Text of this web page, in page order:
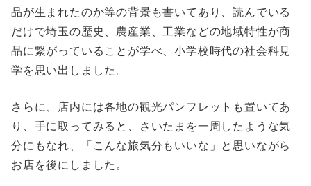
品が生まれたのか等の背景も書いてあり、読んでいる
だけで埼玉の歴史、農産業、工業などの地域特性が商
品に繋がっていることが学べ、小学校時代の社会科見
学を思い出しました。
さらに、店内には各地の観光パンフレットも置いてあ
り、手に取ってみると、さいたまを一周したような気
分にもなれ、「こんな旅気分もいいな」と思いながら
お店を後にしました。